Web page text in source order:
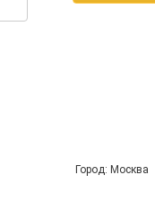
Город: Москва